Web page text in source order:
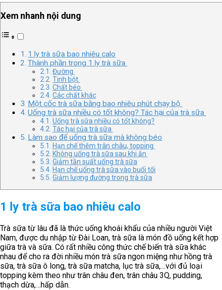
Xem nhanh nội dung
1 ly trà sữa bao nhiêu calo
Thành phần trong 1 ly trà sữa
Đường
Tinh bột
Chất béo
Các chất khác
Một cốc trà sữa bằng bao nhiêu phút chạy bộ
Uống trà sữa nhiều có tốt không? Tác hại của trà sữa
Uống trà sữa nhiều có tốt không?
Tác hại của trà sữa
Làm sao để uống trà sữa mà không béo
Hạn chế thêm trân châu, topping
Không uống trà sữa sau khi ăn
Giảm tần suất uống trà sữa
Hạn chế uống trà sữa vào buổi tối
Giảm lượng đường trong trà sữa
1 ly trà sữa bao nhiêu calo
Trà sữa từ lâu đã là thức uống khoái khẩu của nhiều người Việt
Nam, được du nhập từ Đài Loan, trà sữa là món đồ uống kết hợp
giữa trà và sữa. Có rất nhiều công thức chế biến trà sữa khác
nhau để cho ra đời nhiều món trà sữa ngon miệng như hồng trà
sữa, trà sữa ô long, trà sữa matcha, lục trà sữa,…với đủ loại
topping kèm theo như trân châu đen, trân châu 3Q, pudding,
thạch dừa,…hấp dẫn.